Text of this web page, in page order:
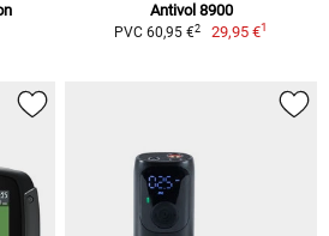
Antivol 8900
PVC 60,95 €2 29,95 €1